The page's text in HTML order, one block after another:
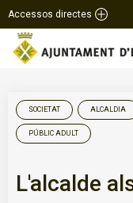
Accessos directes
SOCIETAT ALCALDIA
PÚBLIC ADULT
L'alcalde